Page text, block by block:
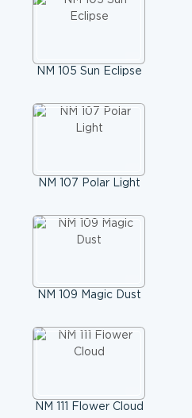
NM 105 Sun Eclipse
NM 107 Polar Light
NM 109 Magic Dust
NM 111 Flower Cloud